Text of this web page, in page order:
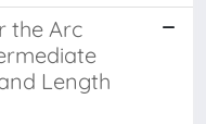
the Arc
Length